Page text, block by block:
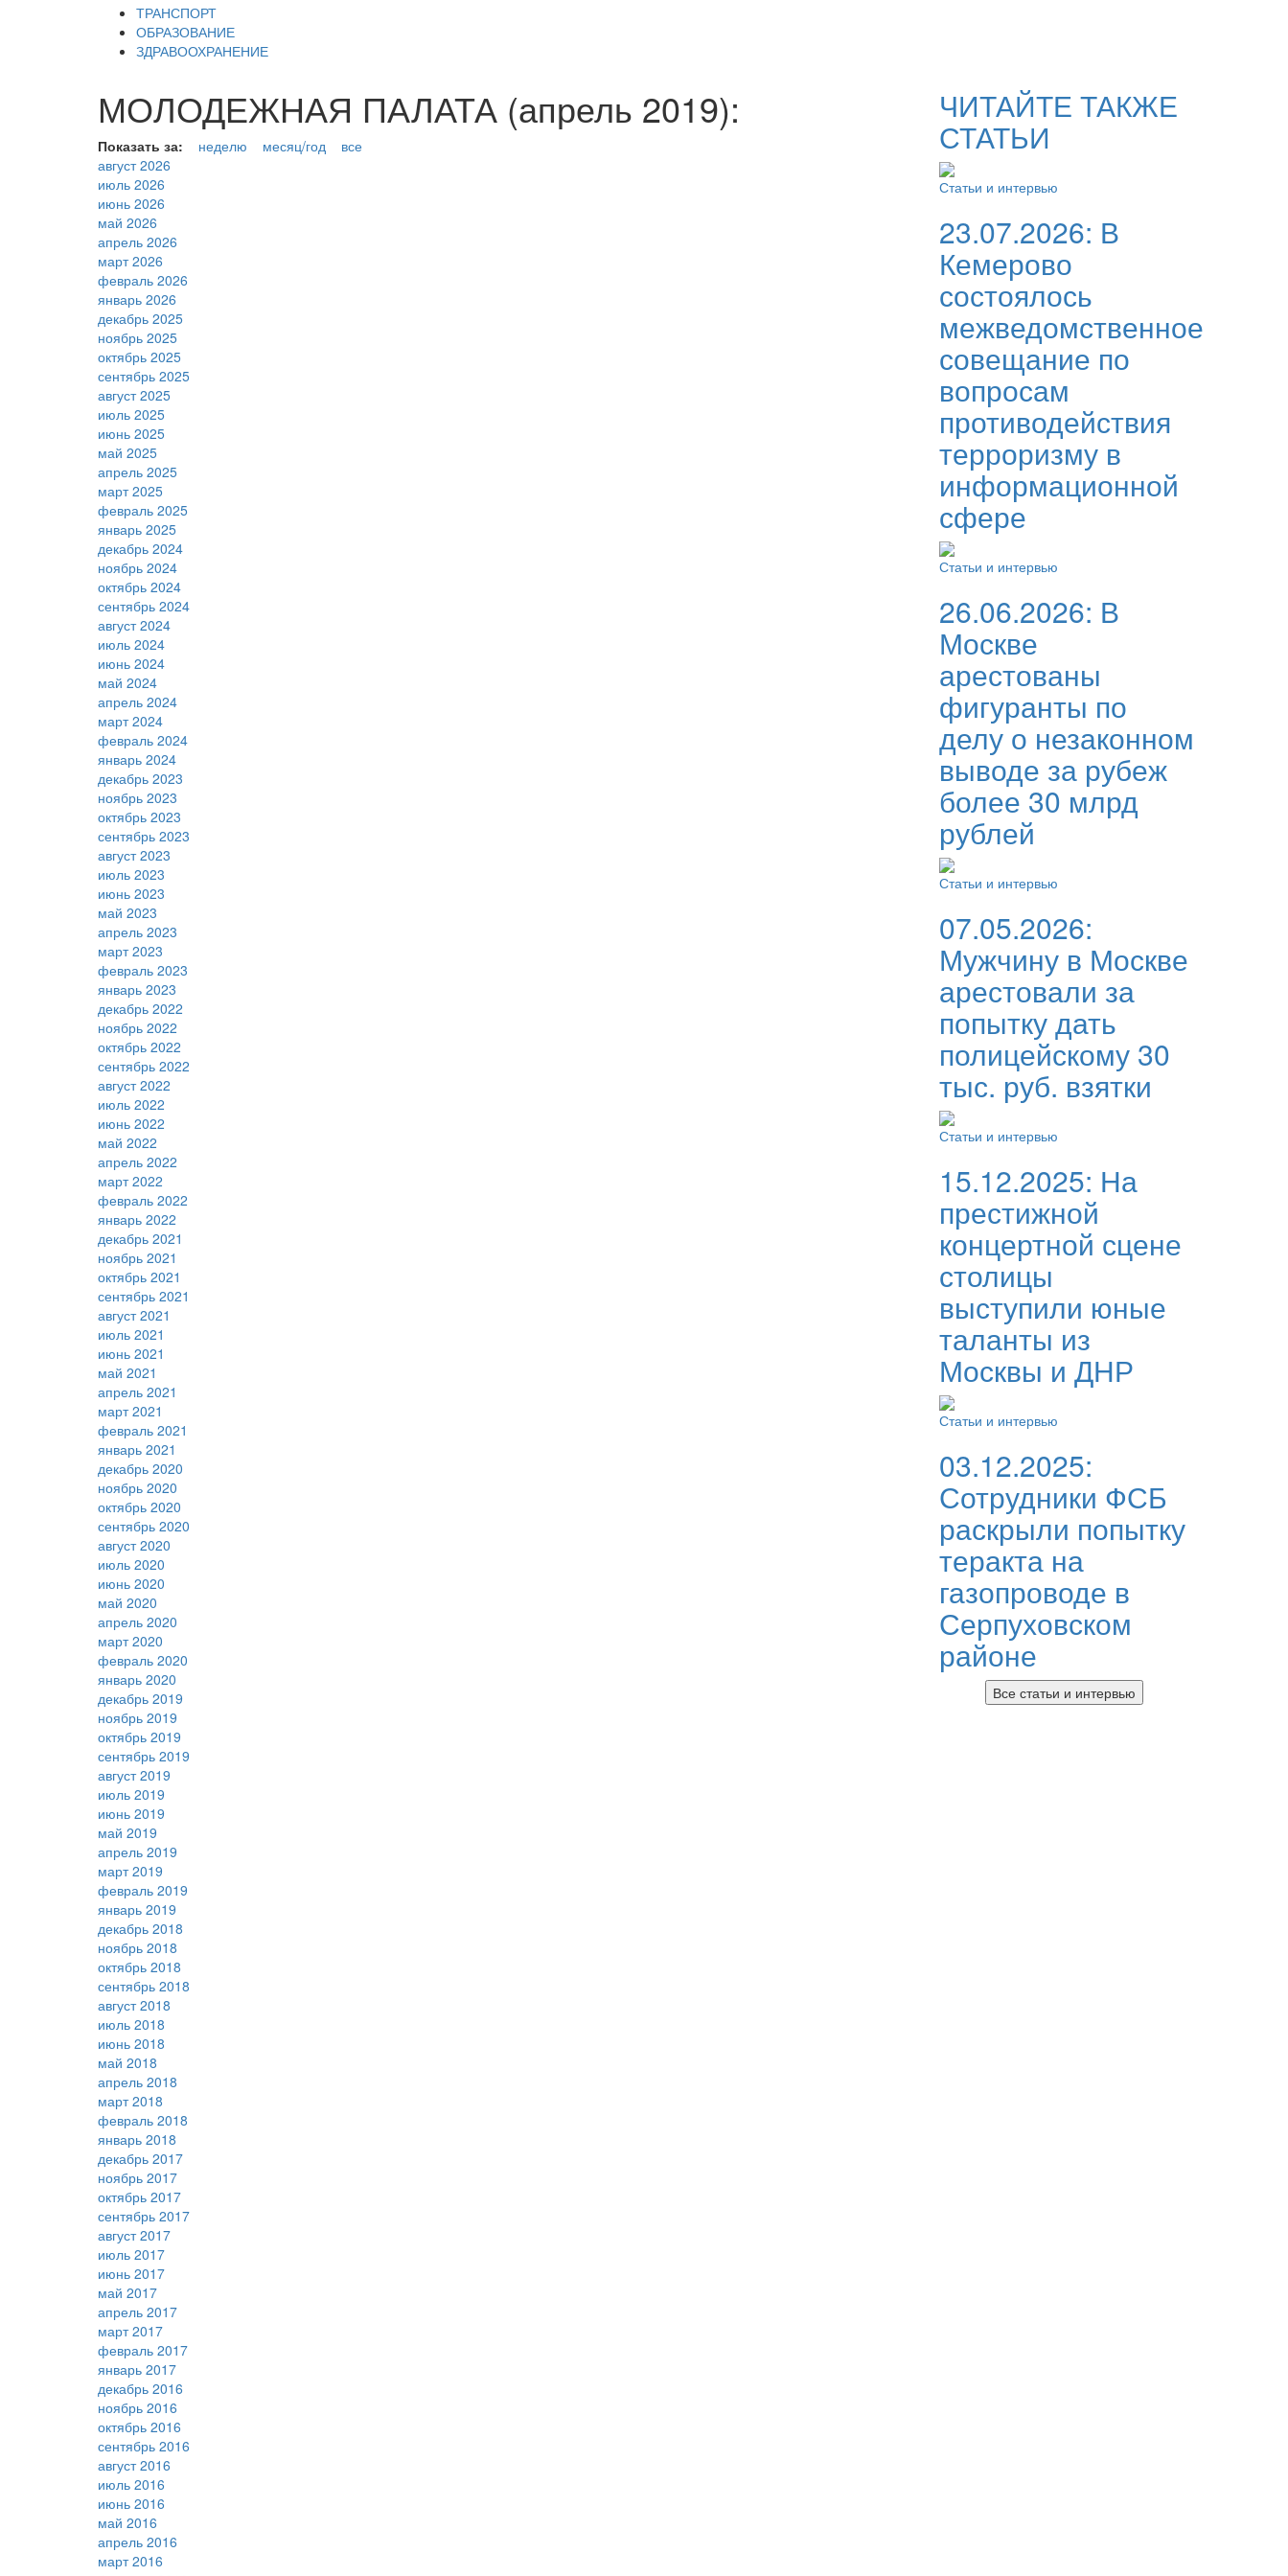
ТРАНСПОРТ
ОБРАЗОВАНИЕ
ЗДРАВООХРАНЕНИЕ
МОЛОДЕЖНАЯ ПАЛАТА (апрель 2019):
Показать за: неделю месяц/год
все
август 2026
июль 2026
июнь 2026
май 2026
апрель 2026
март 2026
февраль 2026
январь 2026
декабрь 2025
ноябрь 2025
октябрь 2025
сентябрь 2025
август 2025
июль 2025
июнь 2025
май 2025
апрель 2025
март 2025
февраль 2025
январь 2025
декабрь 2024
ноябрь 2024
октябрь 2024
сентябрь 2024
август 2024
июль 2024
июнь 2024
май 2024
апрель 2024
март 2024
февраль 2024
январь 2024
декабрь 2023
ноябрь 2023
октябрь 2023
сентябрь 2023
август 2023
июль 2023
июнь 2023
май 2023
апрель 2023
март 2023
февраль 2023
январь 2023
декабрь 2022
ноябрь 2022
октябрь 2022
сентябрь 2022
август 2022
июль 2022
июнь 2022
май 2022
апрель 2022
март 2022
февраль 2022
январь 2022
декабрь 2021
ноябрь 2021
октябрь 2021
сентябрь 2021
август 2021
июль 2021
июнь 2021
май 2021
апрель 2021
март 2021
февраль 2021
январь 2021
декабрь 2020
ноябрь 2020
октябрь 2020
сентябрь 2020
август 2020
июль 2020
июнь 2020
май 2020
апрель 2020
март 2020
февраль 2020
январь 2020
декабрь 2019
ноябрь 2019
октябрь 2019
сентябрь 2019
август 2019
июль 2019
июнь 2019
май 2019
апрель 2019
март 2019
февраль 2019
январь 2019
декабрь 2018
ноябрь 2018
октябрь 2018
сентябрь 2018
август 2018
июль 2018
июнь 2018
май 2018
апрель 2018
март 2018
февраль 2018
январь 2018
декабрь 2017
ноябрь 2017
октябрь 2017
сентябрь 2017
август 2017
июль 2017
июнь 2017
май 2017
апрель 2017
март 2017
февраль 2017
январь 2017
декабрь 2016
ноябрь 2016
октябрь 2016
сентябрь 2016
август 2016
июль 2016
июнь 2016
май 2016
апрель 2016
март 2016
ЧИТАЙТЕ ТАКЖЕ
СТАТЬИ
Статьи и интервью
23.07.2026: В
Кемерово
состоялось
межведомственное
совещание по
вопросам
противодействия
терроризму в
информационной
сфере
Статьи и интервью
26.06.2026: В
Москве
арестованы
фигуранты по
делу о незаконном
выводе за рубеж
более 30 млрд
рублей
Статьи и интервью
07.05.2026:
Мужчину в Москве
арестовали за
попытку дать
полицейскому 30
тыс. руб. взятки
Статьи и интервью
15.12.2025: На
престижной
концертной сцене
столицы
выступили юные
таланты из
Москвы и ДНР
Статьи и интервью
03.12.2025:
Сотрудники ФСБ
раскрыли попытку
теракта на
газопроводе в
Серпуховском
районе
Все статьи и интервью